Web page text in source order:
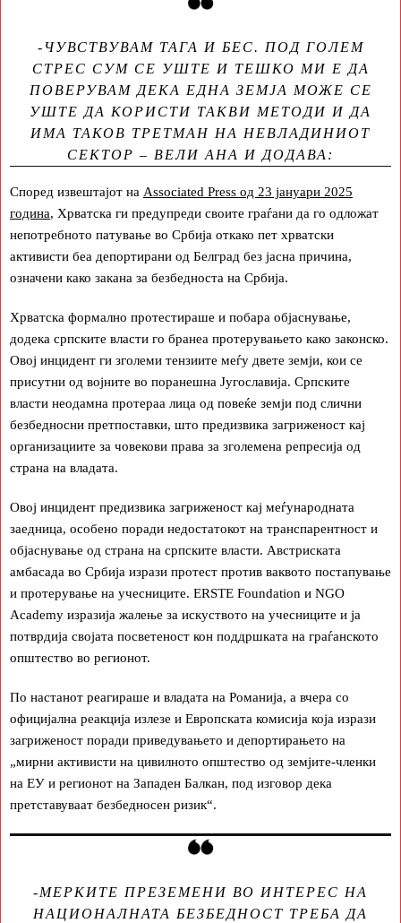
-ЧУВСТВУВАМ ТАГА И БЕС. ПОД ГОЛЕМ
СТРЕС СУМ СЕ УШТЕ И ТЕШКО МИ Е ДА
ПОВЕРУВАМ ДЕКА ЕДНА ЗЕМЈА МОЖЕ СЕ
УШТЕ ДА КОРИСТИ ТАКВИ МЕТОДИ И ДА
ИМА ТАКОВ ТРЕТМАН НА НЕВЛАДИНИОТ
СЕКТОР – ВЕЛИ АНА И ДОДАВА:
Според извештајот на Associated Press од 23 јануари 2025
година, Хрватска ги предупреди своите граѓани да го одложат
непотребното патување во Србија откако пет хрватски
активисти беа депортирани од Белград без јасна причина,
означени како закана за безбедноста на Србија.
Хрватска формално протестираше и побара објаснување,
додека српските власти го бранеа протерувањето како законско.
Овој инцидент ги зголеми тензиите меѓу двете земји, кои се
присутни од војните во поранешна Југославија. Српските
власти неодамна протераа лица од повеќе земји под слични
безбедносни претпоставки, што предизвика загриженост кај
организациите за човекови права за зголемена репресија од
страна на владата.
Овој инцидент предизвика загриженост кај меѓународната
заедница, особено поради недостатокот на транспарентност и
објаснување од страна на српските власти. Австриската
амбасада во Србија изрази протест против ваквото постапување
и протерување на учесниците. ERSTE Foundation и NGO
Academy изразија жалење за искуството на учесниците и ја
потврдија својата посветеност кон поддршката на граѓанското
општество во регионот.
По настанот реагираше и владата на Романија, а вчера со
официјална реакција излезе и Европската комисија која изрази
загриженост поради приведувањето и депортирањето на
„мирни активисти на цивилното општество од земјите-членки
на ЕУ и регионот на Западен Балкан, под изговор дека
претставуваат безбедносен ризик“.
-МЕРКИТЕ ПРЕЗЕМЕНИ ВО ИНТЕРЕС НА
НАЦИОНАЛНАТА БЕЗБЕДНОСТ ТРЕБА ДА